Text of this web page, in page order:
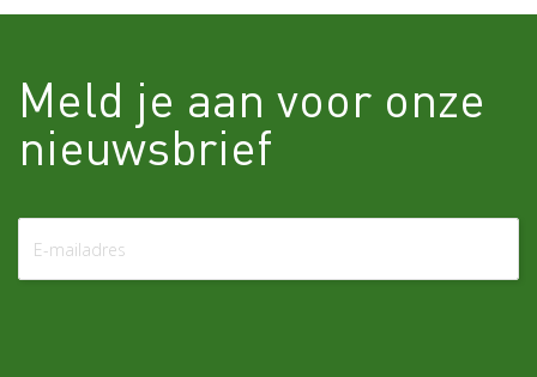
Meld je aan voor onze
nieuwsbrief